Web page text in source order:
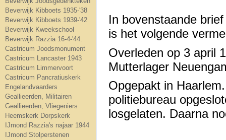
Beverwijk Kibboets 1935-'38
Beverwijk Kibboets 1939-'42
Beverwijk Kweekschool
Beverwijk Razzia 16-4-'44.
Castricum Joodsmonument
Castricum Lancaster 1943
Castricum Limmervoort
Castricum Pancratiuskerk
Engelandvaarders
Geallieerden, Militairen
Geallieerden, Vliegeniers
Heemskerk Dorpskerk
IJmond Razzia's najaar 1944
IJmond Stolperstenen
In bovenstaande
is het volgende
Overleden op 3 april
Mutterlager
Opgepakt in
politiebureau
losgelaten. Daarna